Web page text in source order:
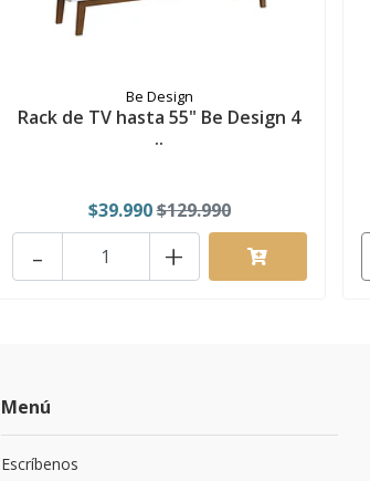
Be Design
Rack de TV hasta 55" Be Design 4
..
$39.990$129.990
+
-
Menú
Escríbenos